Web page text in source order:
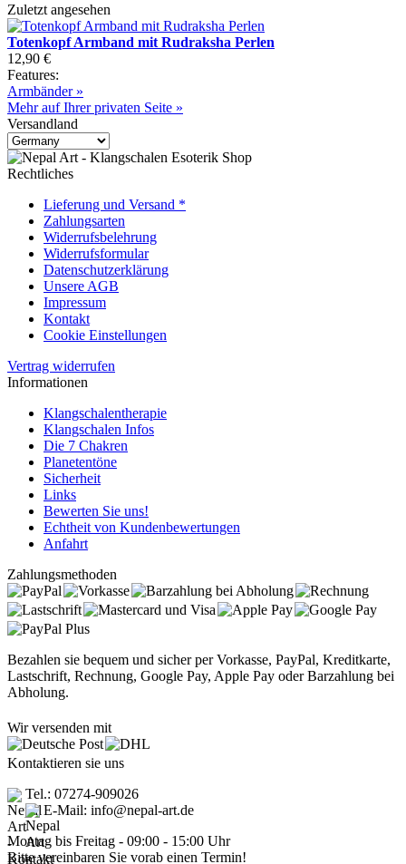
Zuletzt angesehen
Totenkopf Armband mit Rudraksha Perlen
12,90 €
Features:
Armbänder »
Mehr auf Ihrer privaten Seite »
Versandland
Rechtliches
Lieferung und Versand *
Zahlungsarten
Widerrufsbelehrung
Widerrufsformular
Datenschutzerklärung
Unsere AGB
Impressum
Kontakt
Cookie Einstellungen
Vertrag widerrufen
Informationen
Klangschalentherapie
Klangschalen Infos
Die 7 Chakren
Planetentöne
Sicherheit
Links
Bewerten Sie uns!
Echtheit von Kundenbewertungen
Anfahrt
Zahlungsmethoden
Bezahlen sie bequem und sicher per Vorkasse, PayPal, Kreditkarte,
Lastschrift, Rechnung, Google Pay, Apple Pay oder Barzahlung bei
Abholung.
Wir versenden mit
Kontaktieren sie uns
Tel.: 07274-909026
E-Mail: info@nepal-art.de
Montag bis Freitag - 09:00 - 15:00 Uhr
Bitte vereinbaren Sie vorab einen Termin!